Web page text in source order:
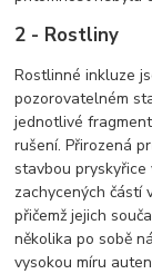
2 - Rostliny
Rostlinné inkluze
pozorovatelném
jednotlivé
rušení. Přirozená
stavbou
zachycených částí
přičemž jejich
několika po sobě
vysokou míru